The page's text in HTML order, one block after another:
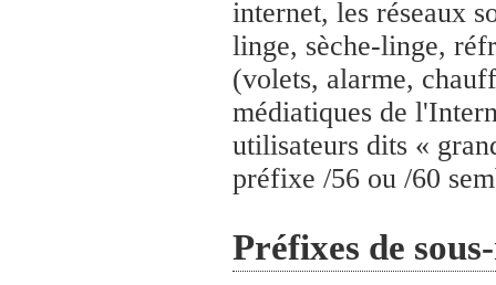
internet, les réseaux
linge, sèche-linge,
(volets, alarme,
médiatiques de
utilisateurs dits «
préfixe /56 ou /60
Préfixes de